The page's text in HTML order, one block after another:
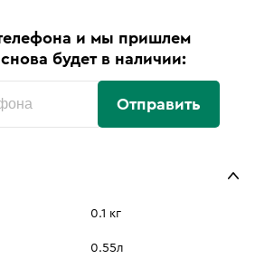
и мы пришлем
будет в наличии:
Отправить
0.1 кг
0.55л